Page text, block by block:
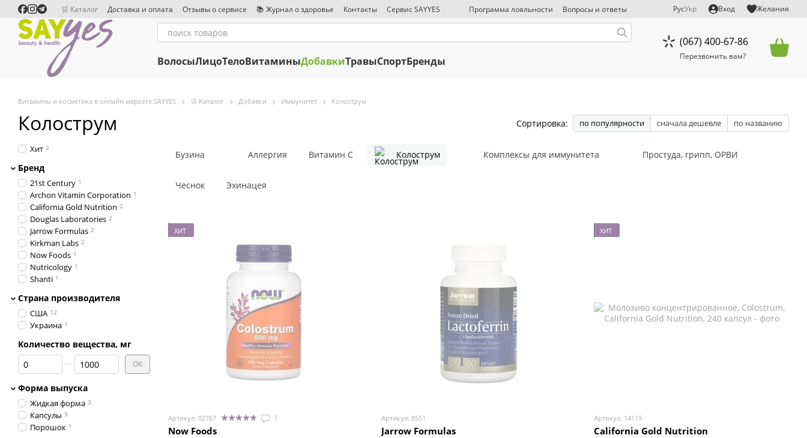
Перейти к основному контенту
🛒 Каталог Доставка и оплата Отзывы о сервисе 📚 Журнал о здоровье Контакты Сервис SAYYES Программа лояльности
Вопросы и ответы
Сотрудничество
Редакционная политика СМИ о нас Публичная оферта Политика конфиденциальности Отказ от ответственности
РусУкр Вход Желания
ВолосыЛицоТелоВитаминыДобавкиТравыСпортБренды
(067) 400-67-86
Перезвонить вам?
Витамины и косметика в онлайн маркете SAYYES 🛒 Каталог Добавки Иммунитет Колострум
Колострум Сортировка: по популярности сначала дешевле по названию
Бузина Аллергия Витамин С Колострум Комплексы для иммунитета Простуда, грипп, ОРВИ
Чеснок Эхинацея
ХИТ
Артикул: 02767 1
Now Foods
Артикул: 8551
Jarrow Formulas
ХИТ
Артикул: 14119
California Gold Nutrition
Хит 2
Бренд
21st Century 1
Archon Vitamin Corporation 1
California Gold Nutrition 2
Douglas Laboratories 2
Jarrow Formulas 2
Kirkman Labs 2
Now Foods 1
Nutricology 1
Shanti 1
Страна производителя
США 12
Украина 1
Количество вещества, мг
От Количество вещества, мг
До Количество вещества, мгOK
Форма выпуска
Жидкая форма 3
Капсулы 9
Порошок 1